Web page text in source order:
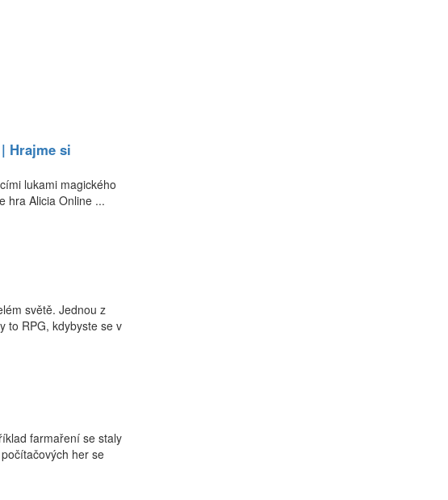
Hrajme si
lukami magického
hra Alicia Online ...
světě. Jednou z
to RPG, kdybyste se v
farmaření se staly
her se